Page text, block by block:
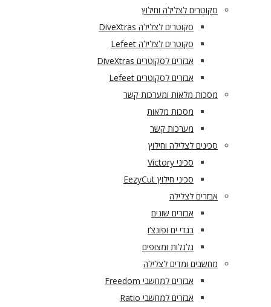
סקוטרים לצלילה וחילוץ
סקוטרים לצלילה DiveXtras
סקוטרים לצלילה Lefeet
אבזרים לסקוטרים DiveXtras
אבזרים לסקוטרים Lefeet
מסכות מלאות ומערכות קשר
מסכות מלאות
מערכות קשר
סכינים לצלילה וחילוץ
סכיני Victory
סכיני חילוץ EezyCut
אבזרים לצלילה
אבזרים שונים
בגדי ים ופונצ’ו
גלגלות ומצופים
מחשבים ומדים לצלילה
אבזרים למחשבי Freedom
אבזרים למחשבי Ratio